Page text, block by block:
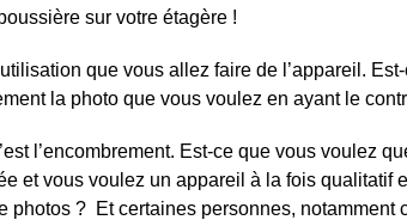
sur votre étagère !
que vous allez faire de l’appareil.
la photo que vous voulez en ayant le
l’encombrement. Est-ce que vous voulez
et vous voulez un appareil à la fois
? Et certaines personnes,